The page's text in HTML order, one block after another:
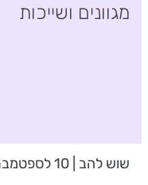
מגוונים ושייכות
שוש להב | 10 לספטמבר 2025